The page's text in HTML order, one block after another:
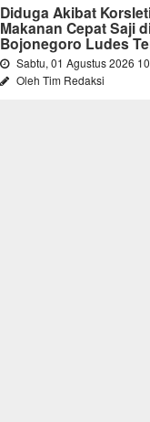
Diduga Akibat
Makanan Cepat Saji
Bojonegoro Ludes
Sabtu, 01 Agustus 2026
Oleh Tim Redaksi